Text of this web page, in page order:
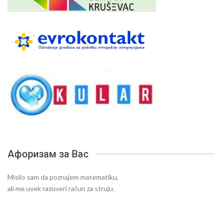
Афоризам за Вас
Mislio sam da poznajem matematiku,
ali me uvek razuveri račun za struju.